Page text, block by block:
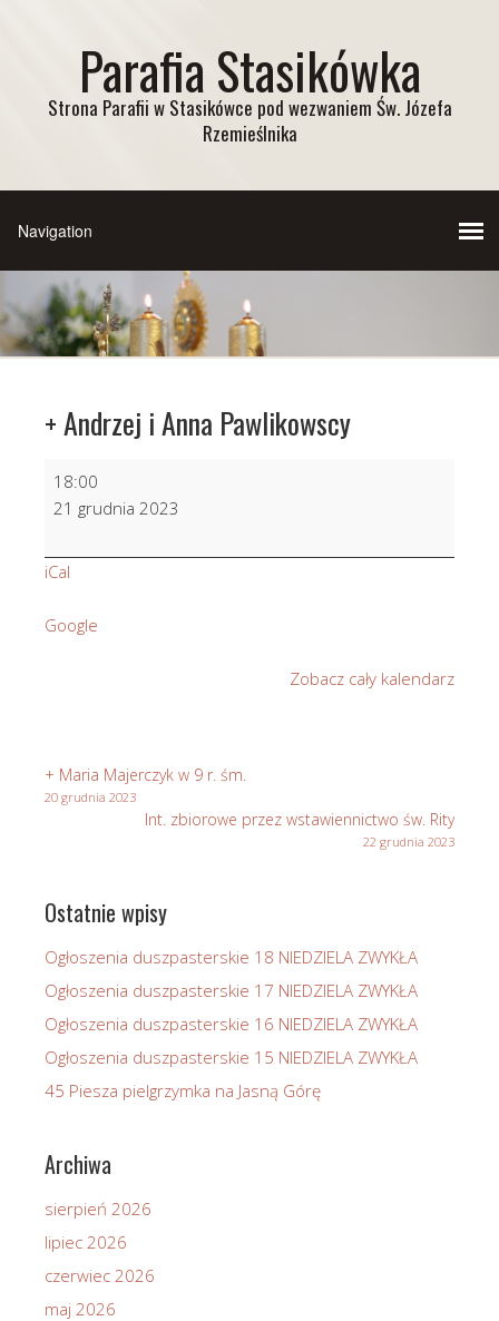
Parafia Stasikówka
Strona Parafii w Stasikówce pod wezwaniem Św. Józefa
Rzemieślnika
+ Andrzej i Anna Pawlikowscy
Andrzej
Pawlikowscy
18:00
21 grudnia 2023
iCal
Google
Zobacz cały kalendarz
+ Maria Majerczyk w 9 r. śm.
20 grudnia 2023
Int. zbiorowe przez wstawiennictwo św. Rity
22 grudnia 2023
Ostatnie wpisy
Ogłoszenia duszpasterskie 18 NIEDZIELA ZWYKŁA
Ogłoszenia duszpasterskie 17 NIEDZIELA ZWYKŁA
Ogłoszenia duszpasterskie 16 NIEDZIELA ZWYKŁA
Ogłoszenia duszpasterskie 15 NIEDZIELA ZWYKŁA
45 Piesza pielgrzymka na Jasną Górę
Archiwa
sierpień 2026
lipiec 2026
czerwiec 2026
maj 2026